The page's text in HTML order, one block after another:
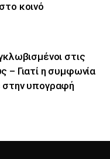
κοινό
στις
– Γιατί η συμφωνία
στην υπογραφή